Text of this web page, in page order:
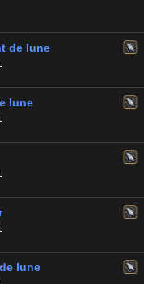
de lune
lune
lune